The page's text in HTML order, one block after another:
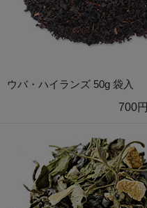
ウバ・ハイランズ 50g 袋入
700円